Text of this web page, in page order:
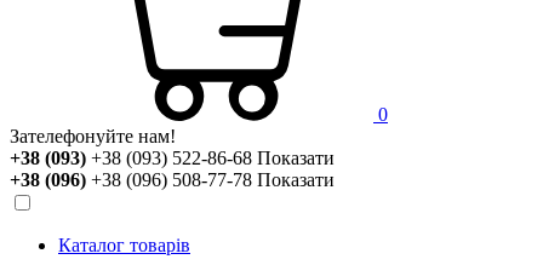
0
Зателефонуйте нам!
+38 (093) +38 (093) 522-86-68 Показати
+38 (096) +38 (096) 508-77-78 Показати
Каталог товарів